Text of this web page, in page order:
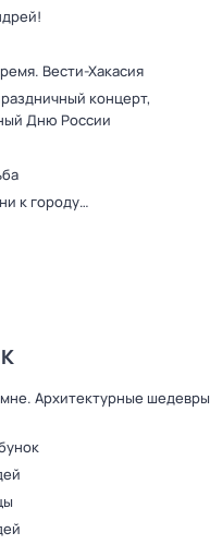
Вести-Хакасия
концерт,
Дню России
к городу…
Архитектурные шедевры